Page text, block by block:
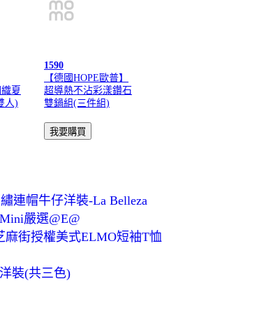
夏
人)
1590
【德國HOPE歐普】
超導熱不沾彩漾鑽石
雙鍋組(三件組)
連帽牛仔洋裝-La Belleza
嚴選@E@
街授權美式ELMO短袖T恤
裝(共三色)